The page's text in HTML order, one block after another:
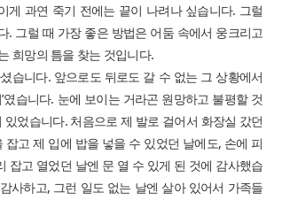
게 과연 죽기 전에는 끝이 나려나 싶습니다. 그럴
그럴 때 가장 좋은 방법은 어둠 속에서 웅크리고
희망의 틈을 찾는 것입니다.
습니다. 앞으로도 뒤로도 갈 수 없는 그 상황에서
습니다. 눈에 보이는 거라곤 원망하고 불평할 것
었습니다. 처음으로 제 발로 걸어서 화장실 갔던
고 제 입에 밥을 넣을 수 있었던 날에도, 손에 피
잡고 열었던 날엔 문 열 수 있게 된 것에 감사했습
사하고, 그런 일도 없는 날엔 살아 있어서 가족들